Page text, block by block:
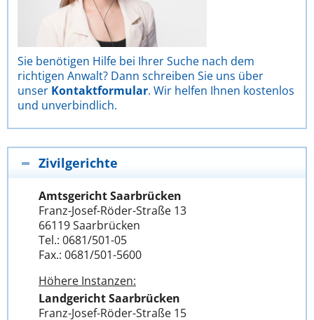
Sie benötigen Hilfe bei Ihrer Suche nach dem
richtigen Anwalt? Dann schreiben Sie uns über
unser Kontaktformular. Wir helfen Ihnen kostenlos
und unverbindlich.
Zivilgerichte
Amtsgericht Saarbrücken
Franz-Josef-Röder-Straße 13
66119 Saarbrücken
Tel.: 0681/501-05
Fax.: 0681/501-5600
Höhere Instanzen:
Landgericht Saarbrücken
Franz-Josef-Röder-Straße 15